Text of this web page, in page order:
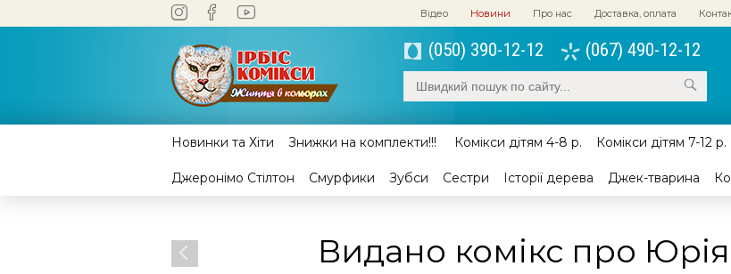
Відео Новини Про нас Доставка, оплата
(050) 390-12-12 (067) 490-12-12
Новинки та Хіти Знижки на комплекти!!! Комікси дітям 4-8 р. Комікси дітям 7-12 р.
Джеронімо Стілтон Смурфики Зубси Сестри Історії дерева Джек-тварина
Видано комікс про Юрія